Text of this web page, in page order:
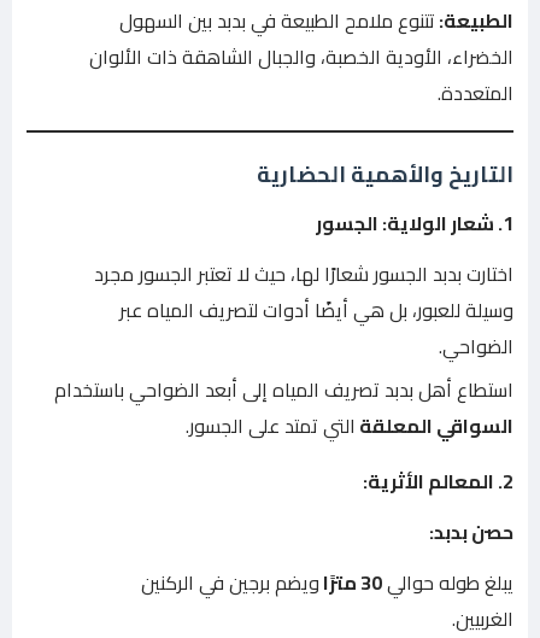
الطبيعة:تتنوع ملامح الطبيعة في بدبد بين السهول
الخضراء، الأودية الخصبة، والجبال الشاهقة ذات الألوان
المتعددة.
التاريخ والأهمية الحضارية
1. شعار الولاية: الجسور
اختارت بدبد الجسور شعارًا لها، حيث لا تعتبر الجسور مجرد
وسيلة للعبور، بل هي أيضًا أدوات لتصريف المياه عبر
الضواحي.
استطاع أهل بدبد تصريف المياه إلى أبعد الضواحي باستخدام
السواقي المعلقة التي تمتد على الجسور.
2. المعالم الأثرية:
حصن بدبد:
يبلغ طوله حوالي30 مترًا
ويضم برجين في الركنين
الغربيين.